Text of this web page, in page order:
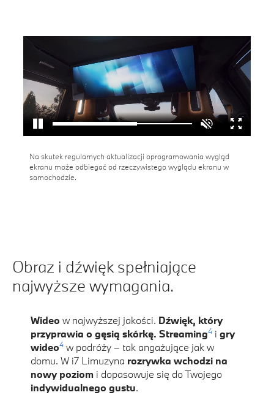
Na skutek regularnych aktualizacji oprogramowania wygląd
ekranu może odbiegać od rzeczywistego wyglądu ekranu w
samochodzie.
Obraz i dźwięk spełniające
najwyższe wymagania.
Wideo w najwyższej jakości. Dźwięk, który
przyprawia o gęsią skórkę. Streaming4 i gry
wideo4 w podróży – tak angażujące jak w
domu. W i7 Limuzyna rozrywka wchodzi na
nowy poziom i dopasowuje się do Twojego
indywidualnego gustu.